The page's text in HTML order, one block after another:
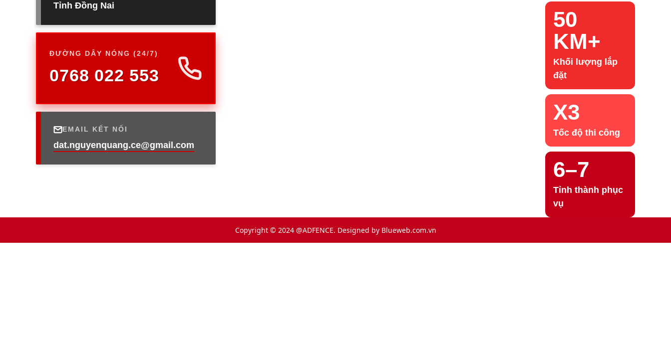
Tỉnh Đồng Nai
ĐƯỜNG DÂY NÓNG (24/7)
0768 022 553
EMAIL KẾT NỐI
dat.nguyenquang.ce@gmail.com
50
KM+
Khối lượng lắp
đặt
X3
Tốc độ thi công
6–7
Tỉnh thành phục
vụ
Copyright © 2024 @ADFENCE. Designed by Blueweb.com.vn